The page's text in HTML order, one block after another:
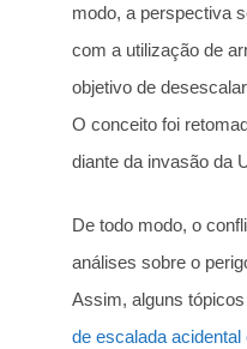
modo, a perspectiva
com a utilização de
objetivo de
O conceito foi
diante da invasão da
De todo modo, o
análises sobre o
Assim, alguns
de escalada acidental